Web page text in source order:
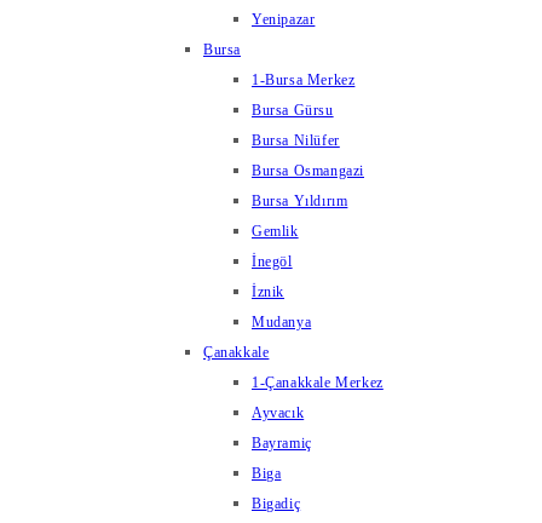
Yenipazar
Bursa
1-Bursa Merkez
Bursa Gürsu
Bursa Nilüfer
Bursa Osmangazi
Bursa Yıldırım
Gemlik
İnegöl
İznik
Mudanya
Çanakkale
1-Çanakkale Merkez
Ayvacık
Bayramiç
Biga
Bigadiç